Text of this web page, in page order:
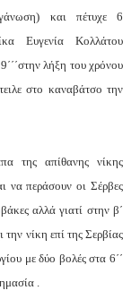
και πέτυχε 6
Ευγενία Κολλάτου
λήξη του χρόνου
στο καναβάτσο την
της απίθανης νίκης
να περάσουν οι Σέρβες
αλλά γιατί στην β΄
νίκη επί της Σερβίας
με δύο βολές στα 6΄΄
.